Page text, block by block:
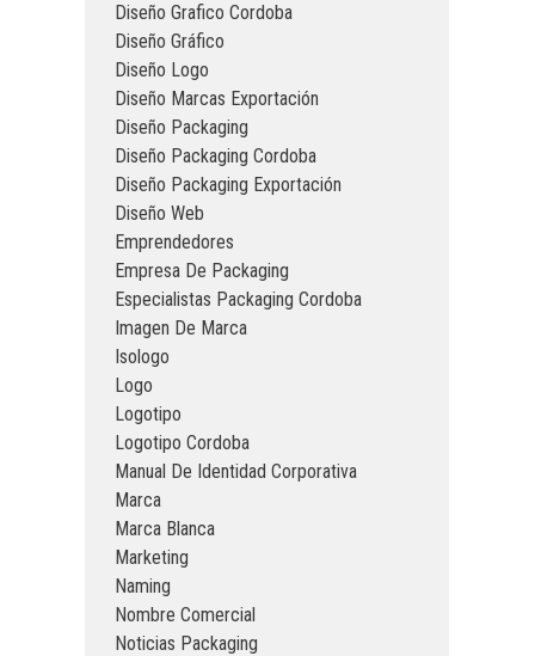
Diseño Grafico Cordoba
Diseño Gráfico
Diseño Logo
Diseño Marcas Exportación
Diseño Packaging
Diseño Packaging Cordoba
Diseño Packaging Exportación
Diseño Web
Emprendedores
Empresa De Packaging
Especialistas Packaging Cordoba
Imagen De Marca
Isologo
Logo
Logotipo
Logotipo Cordoba
Manual De Identidad Corporativa
Marca
Marca Blanca
Marketing
Naming
Nombre Comercial
Noticias Packaging